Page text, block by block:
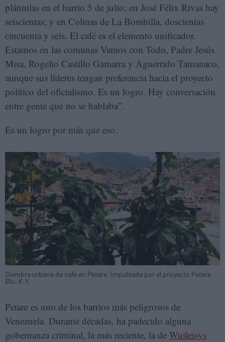
plántulas en el barrio 5 de julio; en José Félix Rivas hay
seiscientas; y en Colinas de La Bombilla, doscientas
cincuenta y seis. El café es el elemento unificador.
Estamos en las comunas Vamos con Todo, Padre Jesús
Misa, Rogelio Castillo Gamarra y Aguerrido Tamanaco,
aunque sus líderes tengan preferencia hacia el proyecto
político del oficialismo. Es un logro. Hay conversación
entre gente que no se hablaba”.
Es un logro por más que eso.
Siembra urbana de café en Petare, impulsada por el proyecto Petare
Blu. K.Y.
Petare es uno de los barrios más peligrosos de
Venezuela. Durante décadas, ha padecido alguna
gobernanza criminal, la más reciente, la de Wuileisys